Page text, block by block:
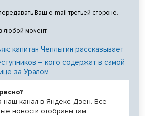
Ваш e-mail третьей стороне.
любой момент
капитан Чеплыгин рассказывает
– кого содержат в самой
за Уралом
наш канал в Яндекс. Дзен. Все
новости отобраны там.